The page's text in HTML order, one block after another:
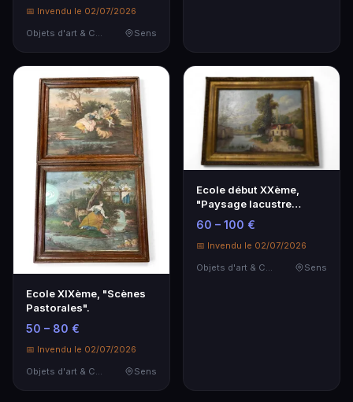
📅 Invendu le 02/07/2026
Objets d'art & Curiosités
Sens
Ecole XIXème, "Scènes
Pastorales".
50 – 80 €
📅 Invendu le 02/07/2026
Objets d'art & Curiosités
Sens
Ecole début XXème,
"Paysage lacustre
animé" Huile sur toile.
60 – 100 €
📅 Invendu le 02/07/2026
Objets d'art & Curiosités
Sens